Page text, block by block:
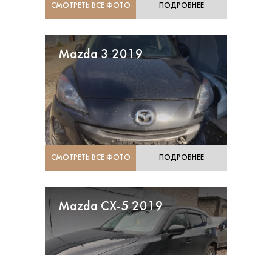
СМОТРЕТЬ ВСЕ ФОТО ПОДРОБНЕЕ
Mazda 3 2019
СМОТРЕТЬ ВСЕ ФОТО ПОДРОБНЕЕ
Mazda CX-5 2019